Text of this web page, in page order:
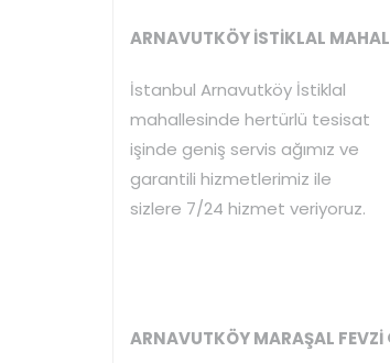
ARNAVUTKÖY İSTİKLAL
İstanbul Arnavutköy İstiklal
mahallesinde hertürlü tesisat
işinde geniş servis ağımız ve
garantili hizmetlerimiz ile
sizlere 7/24 hizmet veriyoruz.
ARNAVUTKÖY MARAŞAL